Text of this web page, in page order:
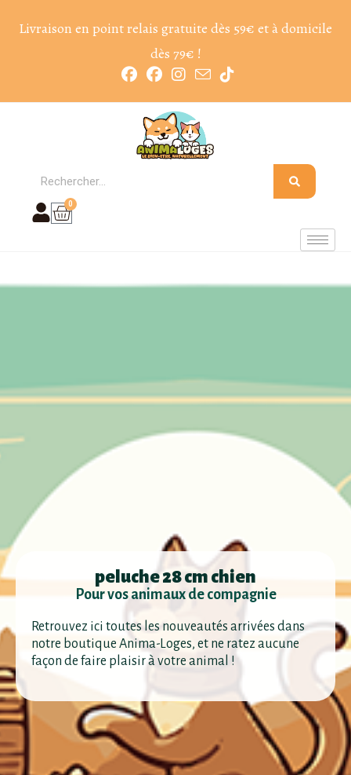
Livraison en point relais gratuite dès 59€ et à domicile
dès 79€ !
0
peluche 28 cm chien
Pour vos animaux de compagnie
Retrouvez ici toutes les nouveautés arrivées dans
notre boutique Anima-Loges, et ne ratez aucune
façon de faire plaisir à votre animal !